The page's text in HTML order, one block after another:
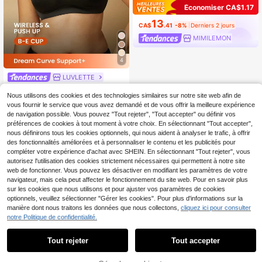
4
LUVLETTE
oir Dream Curve Support+ avec pus
h-up, taille de base. Sous-vêtement
s Freedom Bra sans couture, confor
tables et indispensables
50+ vendus
CA$20.05
-32% Derniers 2 jours
Économiser CA$1.17
CA$13.41 -8% Derniers 2 jours
MIMILEMON
Désolés, ce produit est épuisé.
Afficher les articles similaires en stock Voir tout
Nous utilisons des cookies et des technologies similaires sur notre site web afin de
vous fournir le service que vous avez demandé et de vous offrir la meilleure expérience
de navigation possible. Vous pouvez "Tout rejeter", "Tout accepter" ou définir vos
préférences de cookies à tout moment à votre choix. En sélectionnant "Tout accepter",
nous définirons tous les cookies optionnels, qui nous aident à analyser le trafic, à offrir
des fonctionnalités améliorées et à personnaliser le contenu et les publicités pour
compléter votre expérience d'achat avec SHEIN. En sélectionnant "Tout rejeter", vous
autorisez l'utilisation des cookies strictement nécessaires qui permettent à notre site
web de fonctionner. Vous pouvez les désactiver en modifiant les paramètres de votre
navigateur, mais cela peut affecter le fonctionnement du site web. Pour en savoir plus
sur les cookies que nous utilisons et pour ajuster vos paramètres de cookies
optionnels, veuillez sélectionner "Gérer les cookies". Pour plus d'informations sur la
manière dont nous traitons les données que nous collectons, cliquez ici pour consulter
notre Politique de confidentialité.
Tout rejeter Tout accepter